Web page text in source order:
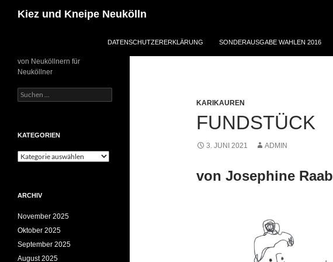
Inhalt
Kiez und Kneipe Neukölln
DATENSCHUTZERERKLÄRUNG SONDERAUSGABE WAHLEN 2016
KARIKAUREN
FUNDSTÜCK
3. JUNI 2021 ADMIN
von Josephine Raab
von Neuköllnern für
Neuköllner
Suchen
nach:
KATEGORIEN
Kategorien
ARCHIV
November 2025
Oktober 2025
September 2025
August 2025